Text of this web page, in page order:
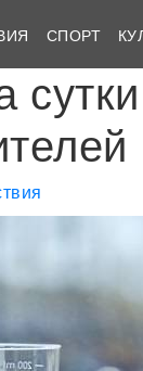
СПОРТ